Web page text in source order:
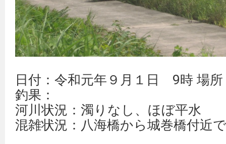
日付：令和元年９月１日 9時 場所
釣果：
河川状況：濁りなし、ほぼ平水
混雑状況：八海橋から城巻橋付近